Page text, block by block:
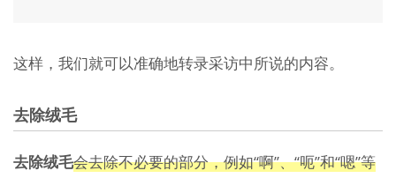
这样，我们就可以准确地转录采访中所说的内容。
去除绒毛
去除绒毛会去除不必要的部分，例如“啊”、“呃”和“嗯”等